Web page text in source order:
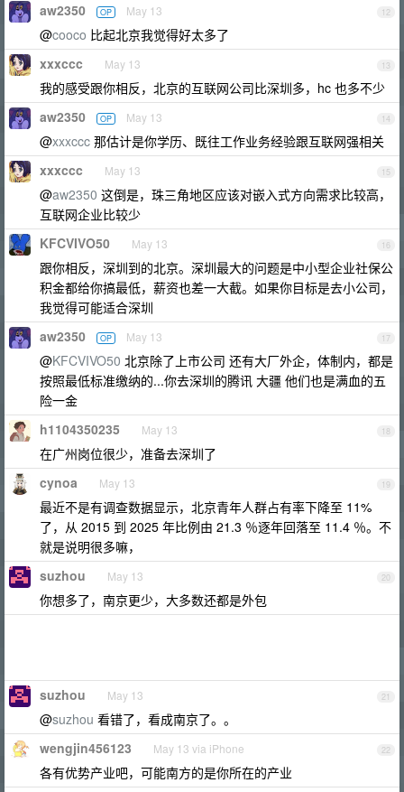
12
aw2350 OP May 13
@cooco 比起北京我觉得好太多了
13
xxxccc May 13
我的感受跟你相反，北京的互联网公司比深圳多，hc 也多不少
14
aw2350 OP May 13
@xxxccc 那估计是你学历、既往工作业务经验跟互联网强相关
15
xxxccc May 13
@aw2350 这倒是，珠三角地区应该对嵌入式方向需求比较高，
互联网企业比较少
16
KFCVIVO50 May 13
跟你相反，深圳到的北京。深圳最大的问题是中小型企业社保公
积金都给你搞最低，薪资也差一大截。如果你目标是去小公司，
我觉得可能适合深圳
17
aw2350 OP May 13
@KFCVIVO50 北京除了上市公司 还有大厂外企，体制内，都是
按照最低标准缴纳的...你去深圳的腾讯 大疆 他们也是满血的五
险一金
18
h1104350235 May 13
在广州岗位很少，准备去深圳了
19
cynoa May 13
最近不是有调查数据显示，北京青年人群占有率下降至 11%
了，从 2015 到 2025 年比例由 21.3 ％逐年回落至 11.4 ％。不
就是说明很多嘛，
20
suzhou May 13
你想多了，南京更少，大多数还都是外包
21
suzhou May 13
@suzhou 看错了，看成南京了。。
22
wengjin456123 May 13 via iPhone
各有优势产业吧，可能南方的是你所在的产业